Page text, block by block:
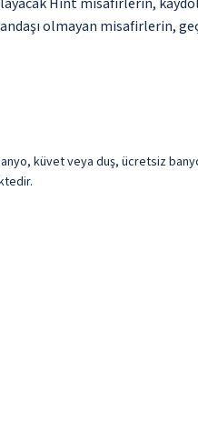
olmayan misafirlerin,
küvet veya duş, ücretsiz